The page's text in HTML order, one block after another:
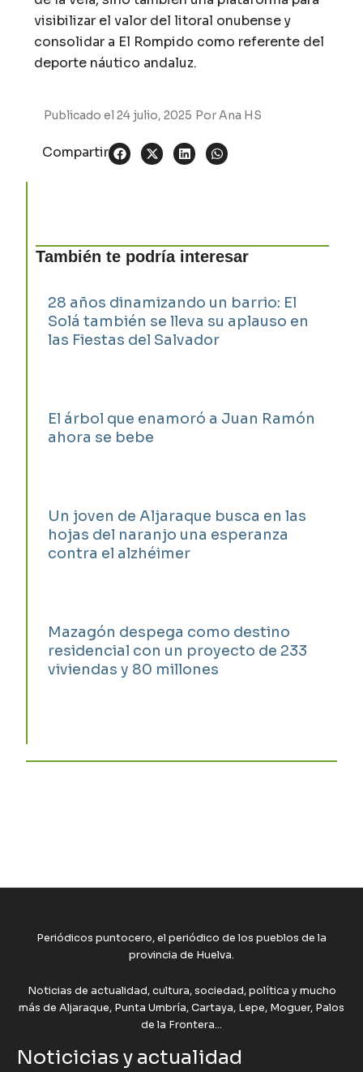
visibilizar el valor del litoral onubense y
consolidar a El Rompido como referente del
deporte náutico andaluz.
Publicado el24 julio, 2025 PorAna HS
Compartir
También te podría interesar
28 años dinamizando un barrio: El
Solá también se lleva su aplauso en
las Fiestas del Salvador
El árbol que enamoró a Juan Ramón
ahora se bebe
Un joven de Aljaraque busca en las
hojas del naranjo una esperanza
contra el alzhéimer
Mazagón despega como destino
residencial con un proyecto de 233
viviendas y 80 millones
Periódicos puntocero, el periódico de los pueblos de la
provincia de Huelva.
Noticias de actualidad, cultura, sociedad, política y mucho
más de Aljaraque, Punta Umbría, Cartaya, Lepe, Moguer, Palos
de la Frontera...
Noticicias y actualidad